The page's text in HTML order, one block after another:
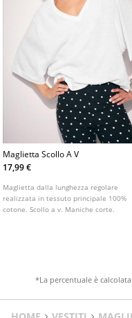
Maglietta Scollo A V
17,99 €
Maglietta dalla lunghezza regolare
realizzata in tessuto principale 100%
cotone. Scollo a v. Maniche corte.
*La percentuale è